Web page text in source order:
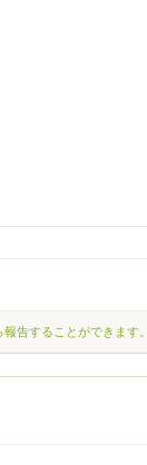
告することができます。